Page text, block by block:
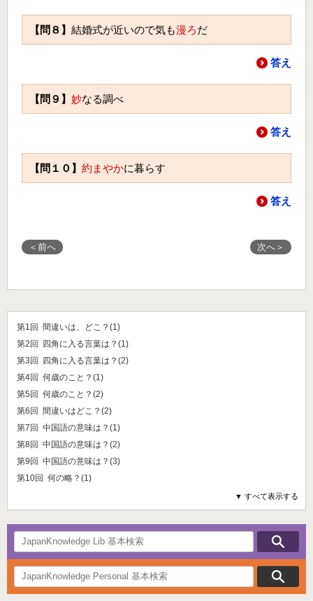
【問８】 結婚式が近いので気も漫ろだ
答え
【問９】 妙なる調べ
答え
【問１０】 約まやかに暮らす
答え
＜前へ 次へ＞
第1回 間違いは、どこ？(1)
第2回 四角に入る言葉は？(1)
第3回 四角に入る言葉は？(2)
第4回 何歳のこと？(1)
第5回 何歳のこと？(2)
第6回 間違いはどこ？(2)
第7回 中国語の意味は？(1)
第8回 中国語の意味は？(2)
第9回 中国語の意味は？(3)
第10回 何の略？(1)
▼ すべて表示する